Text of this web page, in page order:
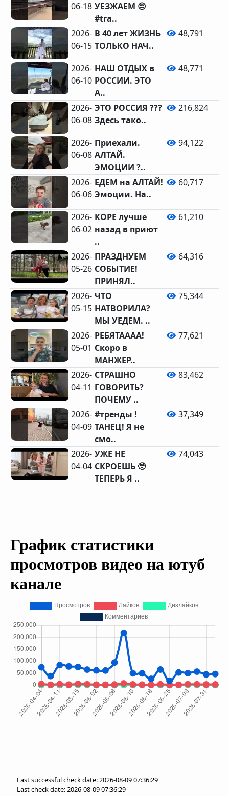
06-18 УЕЗЖАЕМ 😔
#tra..
2026-
06-15
В 40 лет ЖИЗНЬ
ТОЛЬКО НАЧ..
48,791
2026-
06-10
НАШ ОТДЫХ в
РОССИИ. ЭТО
А..
48,771
2026-
06-08
ЭТО РОССИЯ ???
Здесь тако..
216,824
2026-
06-08
Приехали.
АЛТАЙ.
ЭМОЦИИ ?..
94,122
2026-
06-06
ЕДЕМ на АЛТАЙ!
Эмоции. На..
60,717
2026-
06-02
КОРЕ лучше
назад в приют
..
61,210
2026-
05-26
ПРАЗДНУЕМ
СОБЫТИЕ!
ПРИНЯЛ..
64,316
2026-
05-15
ЧТО
НАТВОРИЛА?
МЫ УЕДЕМ. ..
75,344
2026-
05-01
РЕБЯТАААА!
Скоро в
МАНЖЕР..
77,621
2026-
04-11
СТРАШНО
ГОВОРИТЬ?
ПОЧЕМУ ..
83,462
2026-
04-09
#тренды !
ТАНЕЦ! Я не
смо..
37,349
2026-
04-04
УЖЕ НЕ
СКРОЕШЬ 🥹
ТЕПЕРЬ Я ..
74,043
График статистики
просмотров видео на ютуб
канале
Last successful check date: 2026-08-09 07:36:29
Last check date: 2026-08-09 07:36:29